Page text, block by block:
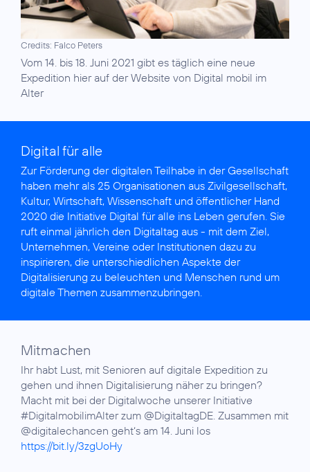
Credits: Falco Peters
Vom 14. bis 18. Juni 2021 gibt es täglich eine neue
Expedition hier auf derWebsite von Digital mobil im
Alter
Digital für alle
Zur Förderung der digitalen Teilhabe in der Gesellschaft
haben mehr als 25 Organisationen aus Zivilgesellschaft,
Kultur, Wirtschaft, Wissenschaft und öffentlicher Hand
2020 die Initiative Digital für alle ins Leben gerufen. Sie
ruft einmal jährlich den Digitaltag aus - mit dem Ziel,
Unternehmen, Vereine oder Institutionen dazu zu
inspirieren, die unterschiedlichen Aspekte der
Digitalisierung zu beleuchten und Menschen rund um
digitale Themen zusammenzubringen.
Mitmachen
Ihr habt Lust, mit Senioren auf digitale Expedition zu
gehen und ihnen Digitalisierung näher zu bringen?
Macht mit bei der Digitalwoche unserer Initiative
#DigitalmobilimAlter zum @DigitaltagDE. Zusammen mit
@digitalechancen geht‘s am 14. Juni los
https://bit.ly/3zgUoHy